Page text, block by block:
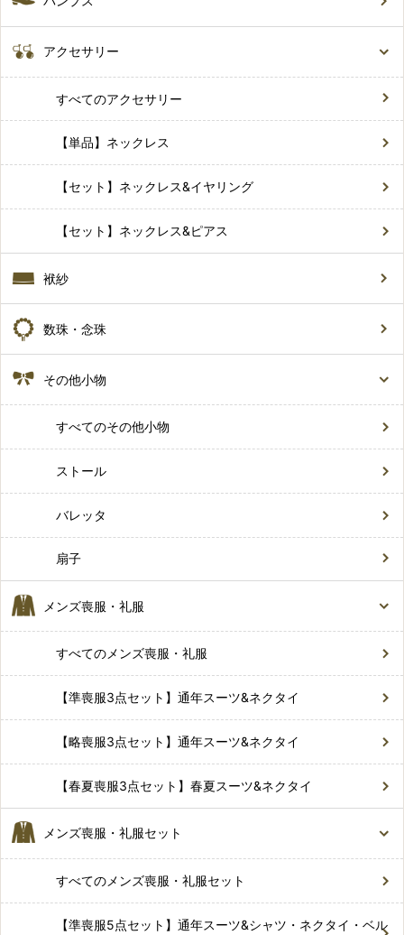
アクセサリー
すべてのアクセサリー
【単品】ネックレス
【セット】ネックレス&イヤリング
【セット】ネックレス&ピアス
袱紗
数珠・念珠
その他小物
すべてのその他小物
ストール
バレッタ
扇子
メンズ喪服・礼服
すべてのメンズ喪服・礼服
【準喪服3点セット】通年スーツ&ネクタイ
【略喪服3点セット】通年スーツ&ネクタイ
【春夏喪服3点セット】春夏スーツ&ネクタイ
メンズ喪服・礼服セット
すべてのメンズ喪服・礼服セット
【準喪服5点セット】通年スーツ&シャツ・ネクタイ・ベル